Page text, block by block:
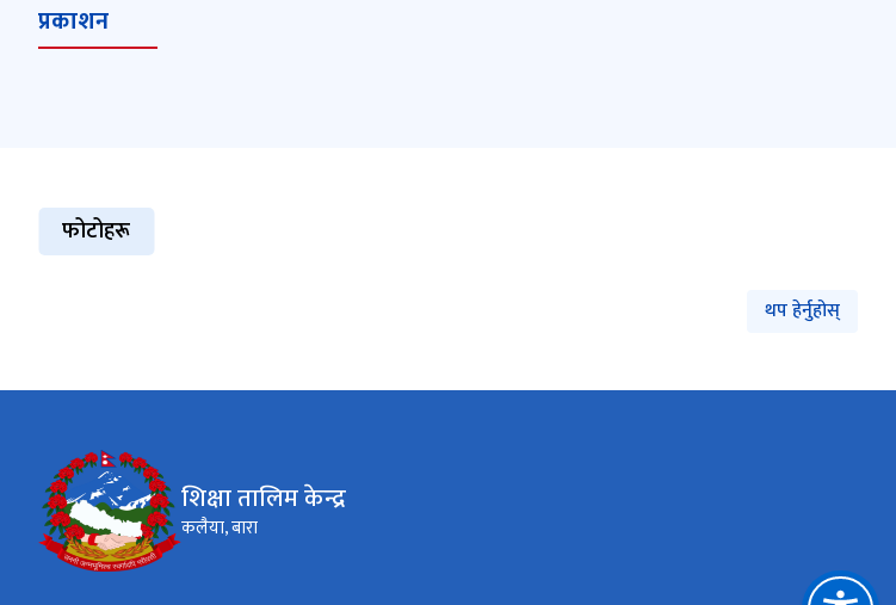
प्रकाशन
फोटोहरू
थप हेर्नुहोस्
शिक्षा तालिम केन्द्र
कलैया, बारा